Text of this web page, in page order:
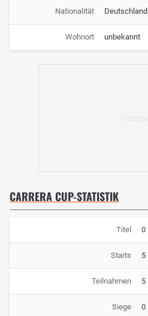
Nationalität Deutschland
Wohnort unbekannt
CARRERA CUP-STATISTIK
Titel 0
Starts 5
Teilnahmen 5
Siege 0